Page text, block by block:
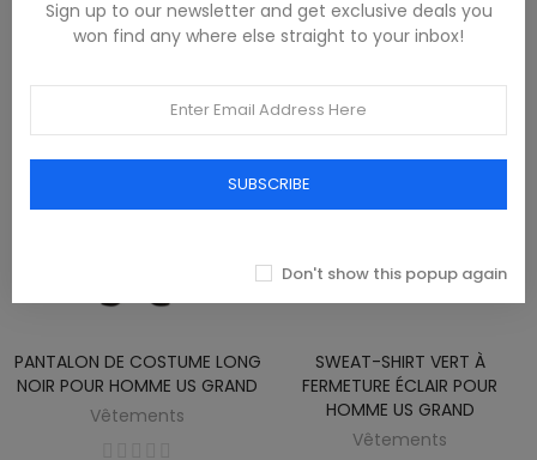
PANTALON DE COSTUME LONG
NOIR POUR HOMME US GRAND
Vêtements
SWEAT-SHIRT VERT À
FERMETURE ÉCLAIR POUR
HOMME US GRAND
Vêtements
Sign up to our newsletter and get exclusive deals you
won find any where else straight to your inbox!
SUBSCRIBE
Don't show this popup again